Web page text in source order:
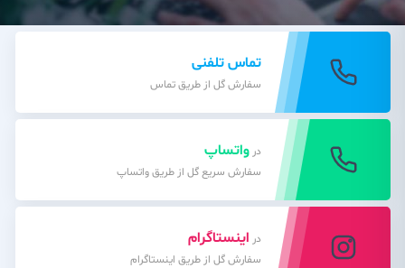
تماس تلفنی
سفارش گل از طریق تماس
در واتساپ
سفارش سریع گل از طریق واتساپ
در اینستاگرام
سفارش گل از طریق اینستاگرام